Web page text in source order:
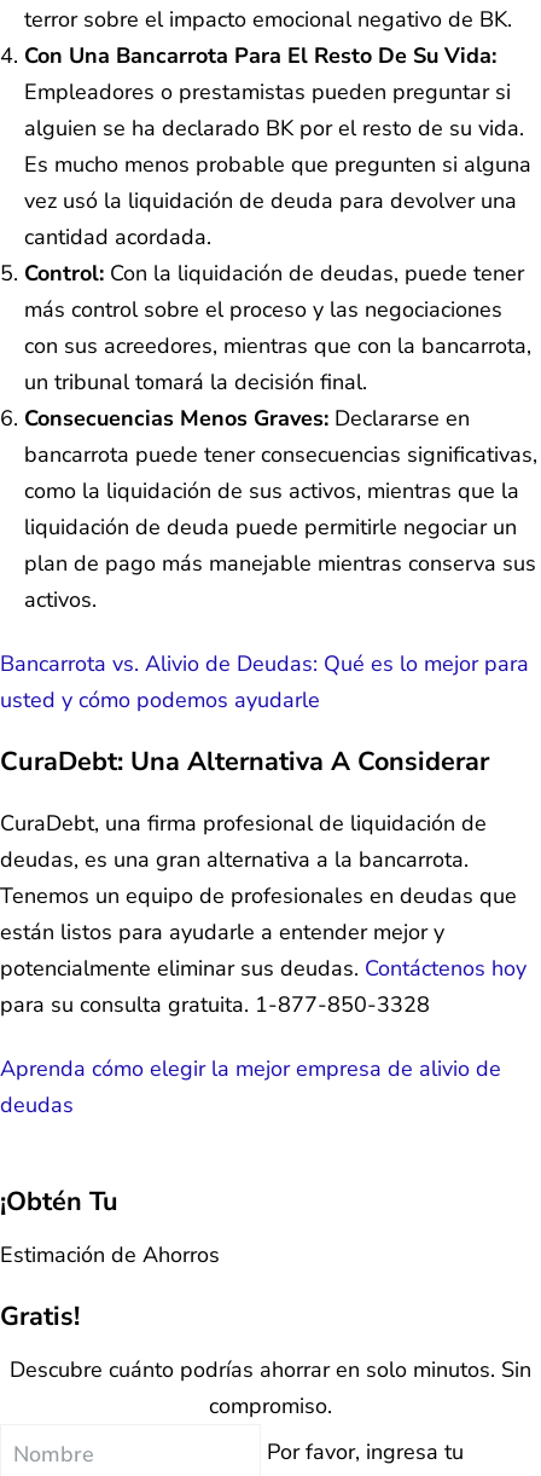
terror sobre el impacto emocional negativo de BK.
Con Una Bancarrota Para El Resto De Su Vida:
Empleadores o prestamistas pueden preguntar si
alguien se ha declarado BK por el resto de su vida.
Es mucho menos probable que pregunten si alguna
vez usó la liquidación de deuda para devolver una
cantidad acordada.
Control: Con la liquidación de deudas, puede tener
más control sobre el proceso y las negociaciones
con sus acreedores, mientras que con la bancarrota,
un tribunal tomará la decisión final.
Consecuencias Menos Graves: Declararse en
bancarrota puede tener consecuencias significativas,
como la liquidación de sus activos, mientras que la
liquidación de deuda puede permitirle negociar un
plan de pago más manejable mientras conserva sus
activos.
Bancarrota vs. Alivio de Deudas: Qué es lo mejor para
usted y cómo podemos ayudarle
CuraDebt: Una Alternativa A Considerar
CuraDebt, una firma profesional de liquidación de
deudas, es una gran alternativa a la bancarrota.
Tenemos un equipo de profesionales en deudas que
están listos para ayudarle a entender mejor y
potencialmente eliminar sus deudas. Contáctenos hoy
para su consulta gratuita. 1-877-850-3328
Aprenda cómo elegir la mejor empresa de alivio de
deudas
¡Obtén Tu
Estimación de Ahorros
Gratis!
Descubre cuánto podrías ahorrar en solo minutos. Sin
compromiso.
Nombre
Por favor, ingresa tu